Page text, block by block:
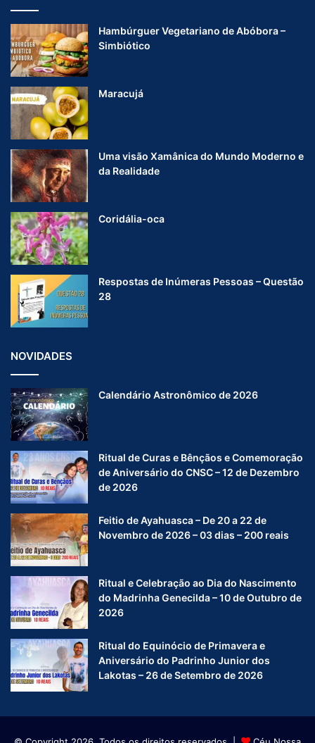
Hambúrguer Vegetariano de Abóbora –
Simbiótico
Maracujá
Uma visão Xamânica do Mundo Moderno e
da Realidade
Coridália-oca
Respostas de Inúmeras Pessoas – Questão
28
NOVIDADES
Calendário Astronômico de 2026
Ritual de Curas e Bênçãos e Comemoração
de Aniversário do CNSC – 12 de Dezembro
de 2026
Feitio de Ayahuasca – De 20 a 22 de
Novembro de 2026 – 03 dias – 200 reais
Ritual e Celebração ao Dia do Nascimento
do Madrinha Genecilda – 10 de Outubro de
2026
Ritual do Equinócio de Primavera e
Aniversário do Padrinho Junior dos
Lakotas – 26 de Setembro de 2026